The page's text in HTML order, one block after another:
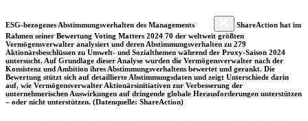
ESG-bezogenes Abstimmungsverhalten des Managements
ShareAction hat im
Rahmen seiner Bewertung Voting Matters 2024 70 der weltweit größten
Vermögensverwalter analysiert und deren Abstimmungsverhalten zu 279
Aktionärsbeschlüssen zu Umwelt- und Sozialthemen während der Proxy-Saison 2024
untersucht. Auf Grundlage dieser Analyse wurden die Vermögensverwalter nach der
Konsistenz und Ambition ihres Abstimmungsverhaltens bewertet und gerankt. Die
Bewertung stützt sich auf detaillierte Abstimmungsdaten und zeigt Unterschiede darin
auf, wie Vermögensverwalter Aktionärsinitiativen zur Verbesserung der
unternehmerischen Auswirkungen auf dringende globale Herausforderungen unterstützen
– oder nicht unterstützen. (Datenquelle: ShareAction)